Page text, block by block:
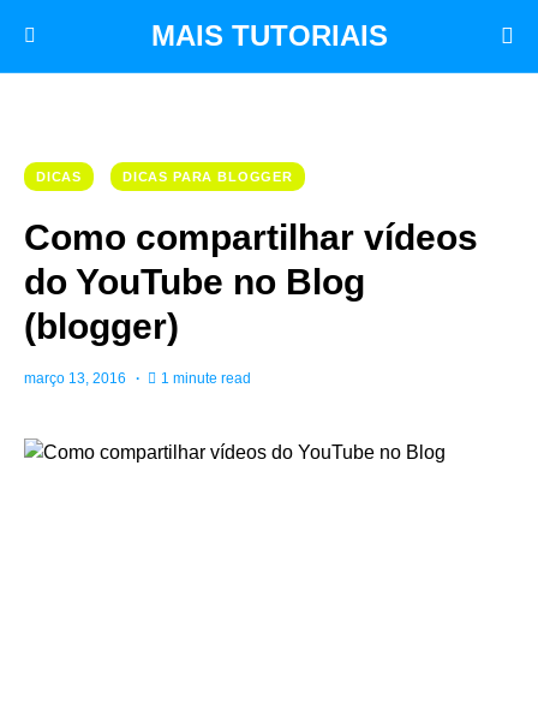
MAIS TUTORIAIS
DICAS DICAS PARA BLOGGER
Como compartilhar vídeos
do YouTube no Blog
(blogger)
março 13, 2016 1 minute read